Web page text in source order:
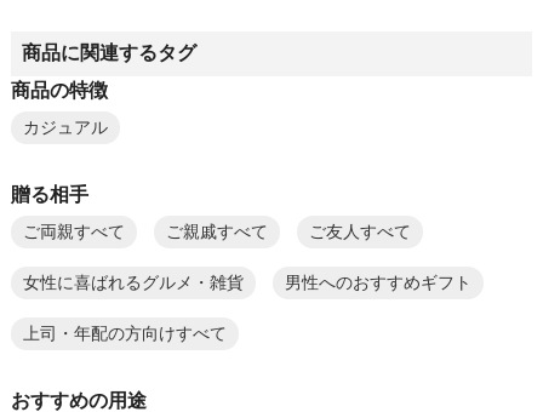
商品に関連するタグ
商品の特徴
カジュアル
贈る相手
ご両親すべて ご親戚すべて ご友人すべて
女性に喜ばれるグルメ・雑貨 男性へのおすすめギフト
上司・年配の方向けすべて
おすすめの用途